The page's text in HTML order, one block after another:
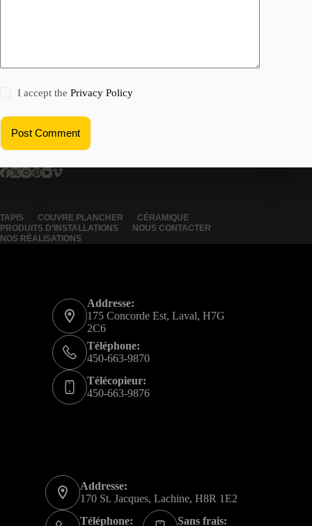
I accept thePrivacy Policy
Post Comment
TAPIS COUVRE PLANCHER
CÉRAMIQUE
PRODUITS D’INSTALLATIONS
NOUS CONTACTER
NOS RÉALISATIONS
Addresse:
175 Concorde Est, Laval, H7G
2C6
Téléphone:
450-663-9870
Télécopieur:
450-663-9876
Addresse:
170 St. Jacques, Lachine, H8R 1E2
Téléphone:
Sans frais: